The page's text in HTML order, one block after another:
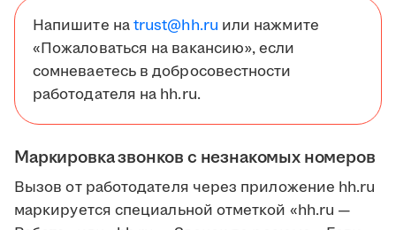
Напишите наtrust@hh.ru или нажмите
«Пожаловаться на вакансию», если
сомневаетесь в добросовестности
работодателя на hh.ru.
Маркировка звонков с незнакомых номеров
Вызов от работодателя через приложение hh.ru
маркируется специальной отметкой «hh.ru —